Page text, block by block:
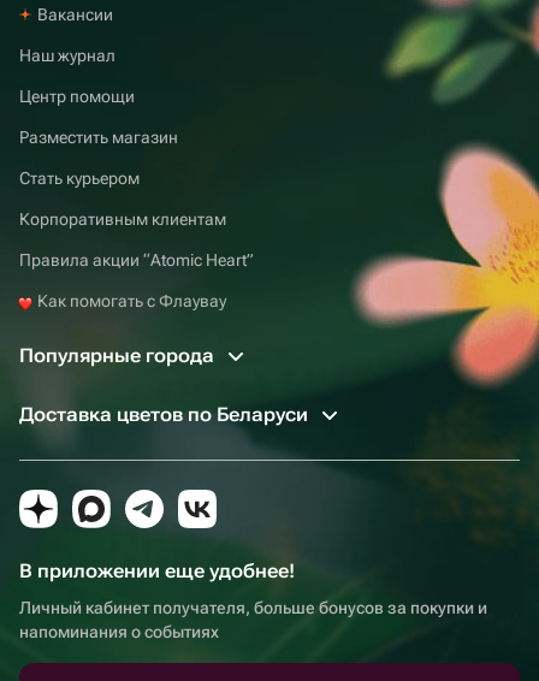
Вакансии
Наш журнал
Центр помощи
Разместить магазин
Стать курьером
Корпоративным клиентам
Правила акции “Atomic Heart”
Как помогать с Флаувау
Популярные города
Доставка цветов по Беларуси
В приложении еще удобнее!
Личный кабинет получателя, больше бонусов за покупки и
напоминания о событиях